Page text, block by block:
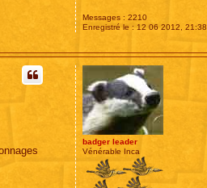
Messages : 2210
Enregistré le : 12 06 2012, 21:38
badger leader
Vénérable Inca